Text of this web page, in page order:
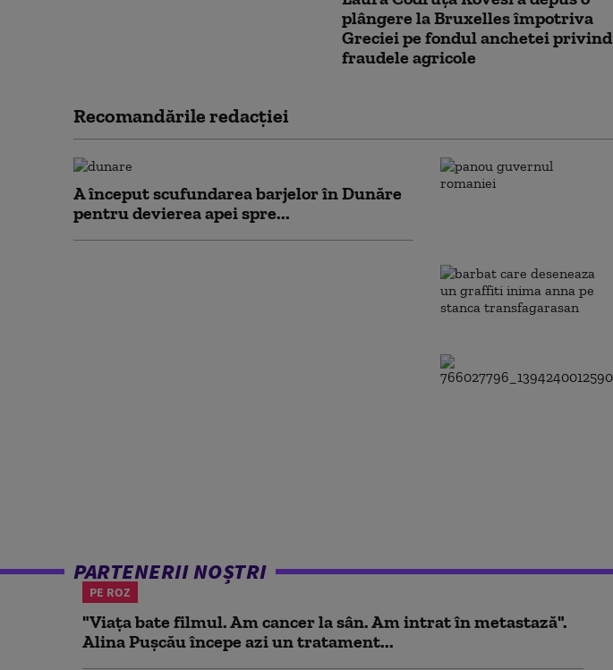
plângere la Bruxelles împotriva
Greciei pe fondul anchetei privind
fraudele agricole
Recomandările redacţiei
A început scufundarea barjelor în Dunăre
pentru devierea apei spre...
PARTENERII NOȘTRI
PE ROZ
"Viața bate filmul. Am cancer la sân. Am intrat în metastază".
Alina Pușcău începe azi un tratament...